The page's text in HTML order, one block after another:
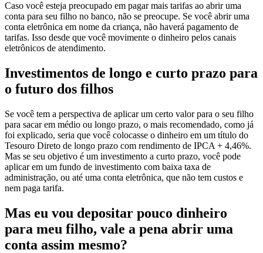
Caso você esteja preocupado em pagar mais tarifas ao abrir uma
conta para seu filho no banco, não se preocupe. Se você abrir uma
conta eletrônica em nome da criança, não haverá pagamento de
tarifas. Isso desde que você movimente o dinheiro pelos canais
eletrônicos de atendimento.
Investimentos de longo e curto prazo para
o futuro dos filhos
Se você tem a perspectiva de aplicar um certo valor para o seu filho
para sacar em médio ou longo prazo, o mais recomendado, como já
foi explicado, seria que você colocasse o dinheiro em um título do
Tesouro Direto de longo prazo com rendimento de IPCA + 4,46%.
Mas se seu objetivo é um investimento a curto prazo, você pode
aplicar em um fundo de investimento com baixa taxa de
administração, ou até uma conta eletrônica, que não tem custos e
nem paga tarifa.
Mas eu vou depositar pouco dinheiro
para meu filho, vale a pena abrir uma
conta assim mesmo?